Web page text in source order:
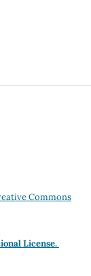
Commons
License.